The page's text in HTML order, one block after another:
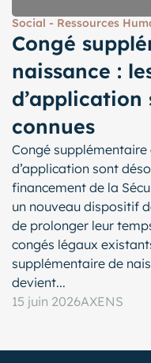
Social - Ressources
Congé
naissance :
d’application
connues
Congé
d’application sont
financement de la
un nouveau dispositif
de prolonger leur
congés légaux
supplémentaire de
devient...
15 juin 2026AXENS